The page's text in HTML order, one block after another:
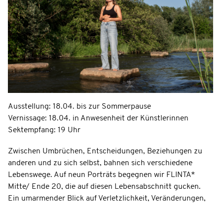
Ausstellung: 18.04. bis zur Sommerpause
Vernissage: 18.04. in Anwesenheit der Künstlerinnen
Sektempfang: 19 Uhr
Zwischen Umbrüchen, Entscheidungen, Beziehungen zu
anderen und zu sich selbst, bahnen sich verschiedene
Lebenswege. Auf neun Porträts begegnen wir FLINTA*
Mitte/ Ende 20, die auf diesen Lebensabschnitt gucken.
Ein umarmender Blick auf Verletzlichkeit, Veränderungen,